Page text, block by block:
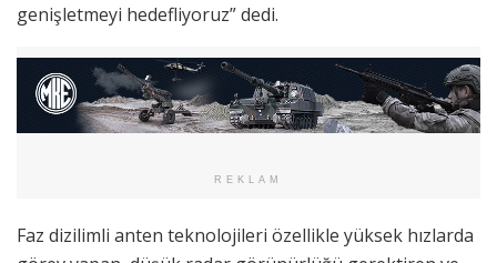
genişletmeyi hedefliyoruz” dedi.
REKLAM
Faz dizilimli anten teknolojileri özellikle yüksek hızlarda